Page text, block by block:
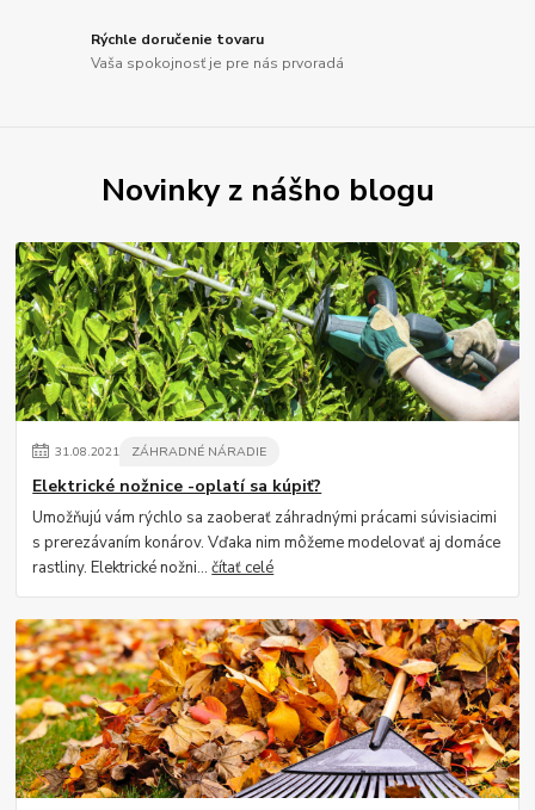
Rýchle doručenie tovaru
Vaša spokojnosť je pre nás prvoradá
Novinky z nášho blogu
31.08.2021 ZÁHRADNÉ NÁRADIE
Elektrické nožnice -oplatí sa kúpiť?
Umožňujú vám rýchlo sa zaoberať záhradnými prácami súvisiacimi
s prerezávaním konárov. Vďaka nim môžeme modelovať aj domáce
rastliny. Elektrické nožni...čítať celé